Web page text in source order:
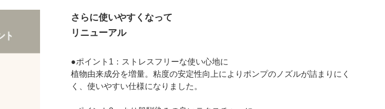
さらに使いやすくなって
リニューアル
●ポイント1：ストレスフリーな使い心地に
植物由来成分を増量。粘度の安定性向上によりポンプのノズルが詰まりにく
く、使いやすい仕様になりました。